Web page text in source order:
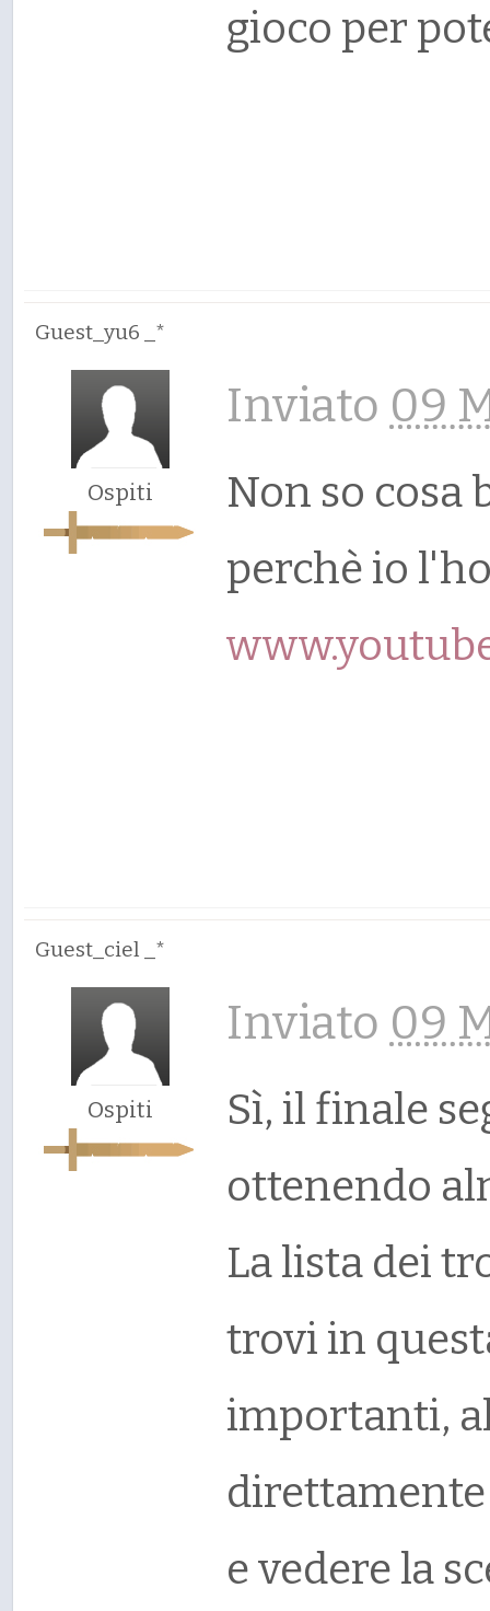
gioco per
Guest_yu6 _*
Ospiti
Inviato 09
Non so cosa
perchè io
Guest_ciel _*
Ospiti
Inviato 09
Sì, il finale
ottenendo
La lista dei
trovi in
importanti,
e vedere la